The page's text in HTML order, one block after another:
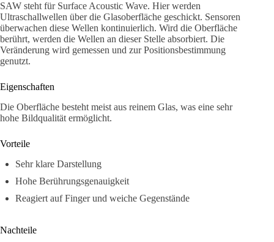
SAW steht für Surface Acoustic Wave. Hier werden
Ultraschallwellen über die Glasoberfläche geschickt. Sensoren
überwachen diese Wellen kontinuierlich. Wird die Oberfläche
berührt, werden die Wellen an dieser Stelle absorbiert. Die
Veränderung wird gemessen und zur Positionsbestimmung
genutzt.
Eigenschaften
Die Oberfläche besteht meist aus reinem Glas, was eine sehr
hohe Bildqualität ermöglicht.
Vorteile
Sehr klare Darstellung
Hohe Berührungsgenauigkeit
Reagiert auf Finger und weiche Gegenstände
Nachteile